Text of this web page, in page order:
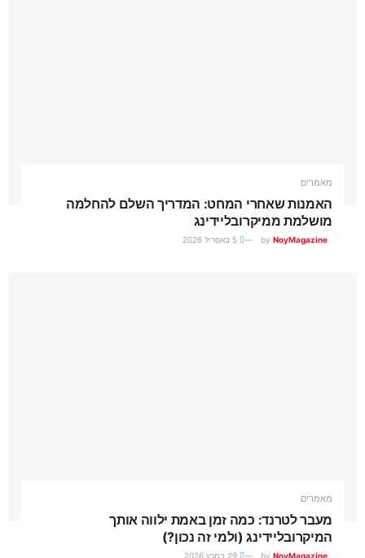
מאמרים
האמנות שאחרי המחט: המדריך השלם להחלמה
מושלמת ממיקרובליידינג
by NoyMagazine
מאמרים
מעבר לטרנד: כמה זמן באמת ילווה אותך
המיקרובליידינג (ולמי זה נכון?)
by NoyMagazine